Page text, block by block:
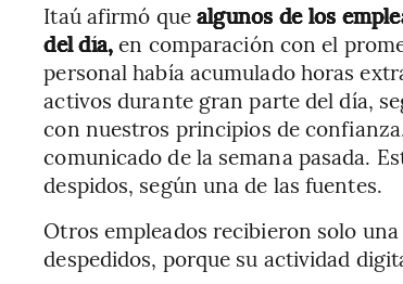
Itaú afirmó quealgunos de los
del día,en comparación con el
personal había acumulado horas
activos durante gran parte del día,
con nuestros principios de
comunicado de la semana pasada.
despidos, según una de las fuentes.
Otros empleados recibieron solo
despedidos, porque su actividad